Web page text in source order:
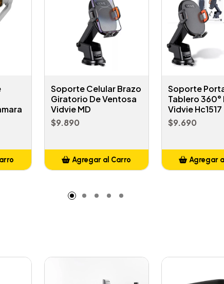
Soporte Celular Brazo
Giratorio De Ventosa
Vidvie MD
$9.890
Agregar al Carro
Soporte
Tablero
Vidvie Hc1517
$9.690
Agregar